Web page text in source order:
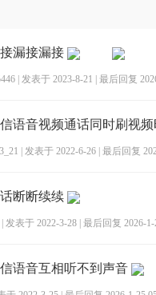
漏接漏接
发表于 2023-8-21 最后回复
发表于 2022-6-26 最后回复
断断续续
发表于 2022-3-28 最后回复 2026-1-
语音互相听不到声音